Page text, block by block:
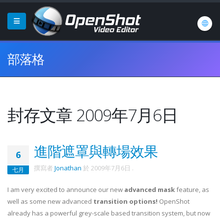
部落格
封存文章 2009年7月6日
6
七月
進階遮罩與轉場效果
撰寫者 Jonathan 於 2009年7月6日 .
I am very excited to announce our new advanced maskfeature, as
well as some new advanced transition options! OpenShot
already has a powerful grey-scale based transition system, but now